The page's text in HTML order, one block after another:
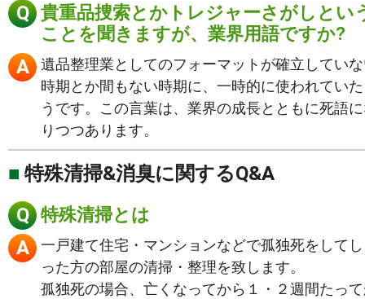
貴重品捜索とかトレジャーさがしとい
ことを聞きますが、業界用語ですか?
遺品整理業としてのフォーマットが確立してい
時期とか間もない時期に、一時的に使われてい
うです。この言葉は、業界の成長とともに死語
りつつあります。
特殊清掃&消臭に関するQ&A
特殊清掃とは
一戸建て住宅・マンションなどで孤独死をして
った方の部屋の清掃・整理を致します。
孤独死の場合、亡くなってから１・２週間たっ